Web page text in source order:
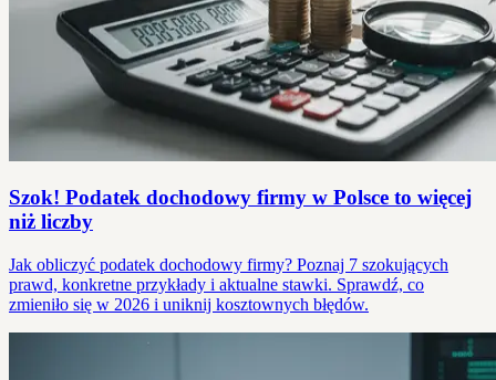
Szok! Podatek dochodowy firmy w Polsce to więcej
niż liczby
Jak obliczyć podatek dochodowy firmy? Poznaj 7 szokujących
prawd, konkretne przykłady i aktualne stawki. Sprawdź, co
zmieniło się w 2026 i uniknij kosztownych błędów.